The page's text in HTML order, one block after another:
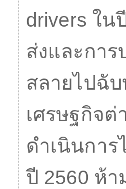
drivers ใน
ส่งและกา
สลายไปฉั
เศรษฐกิจต่
ดำเนินกา
ปี 2560 ห้า